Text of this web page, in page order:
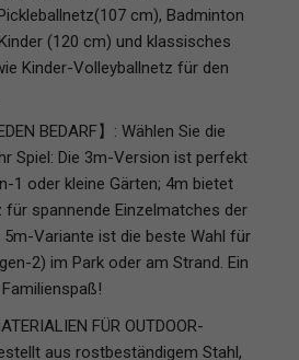
cm), Badminton
(120 cm) und klassisches
Kinder-Volleyballnetz für den
BEDARF】: Wählen Sie die
Spiel: Die 3m-Version ist perfekt
1 oder kleine Gärten; 4m bietet
für spannende Einzelmatches der
5m-Variante ist die beste Wahl für
2) im Park oder am Strand. Ein
FÜR OUTDOOR-
aus rostbeständigem Stahl,